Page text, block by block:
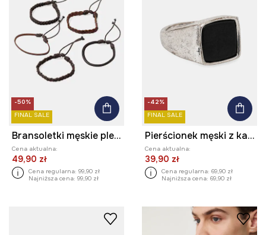
-50%
FINAL SALE
Bransoletki męskie plecione (5-pack) kolor multicolor
Cena aktualna:
49,90 zł
Cena regularna: 99,90 zł
Najniższa cena: 99,90 zł
-42%
FINAL SALE
Pierścionek męski z kamieniem kolor srebrny
Cena aktualna:
39,90 zł
Cena regularna: 69,90 zł
Najniższa cena: 69,90 zł